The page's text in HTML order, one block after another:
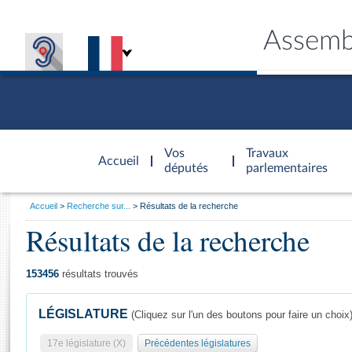
Accueil
d'accueil
Vos
députés
Travaux
parlementaires
Général
Vous
Accueil Recherche sur... Résultats de la recherche
Résultats de la recherche
153456 résultats trouvés
LÉGISLATURE (Cliquez sur l'un des boutons pour faire un choix)
17e législature (X) Précédentes législatures